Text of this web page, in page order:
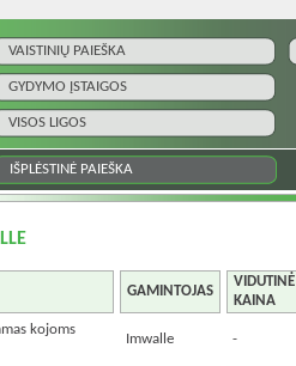
VAISTINIŲ PAIEŠKA
GYDYMO ĮSTAIGOS
VISOS LIGOS
IŠPLĖSTINĖ PAIEŠKA
GAMINTOJAS
VIDUTINĖ
KAINA
kojoms
Imwalle -